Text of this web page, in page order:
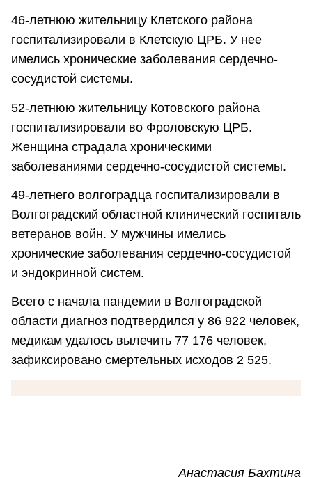
46-летнюю жительницу Клетского района
госпитализировали в Клетскую ЦРБ. У нее
имелись хронические заболевания сердечно-
сосудистой системы.
52-летнюю жительницу Котовского района
госпитализировали во Фроловскую ЦРБ.
Женщина страдала хроническими
заболеваниями сердечно-сосудистой системы.
49-летнего волгоградца госпитализировали в
Волгоградский областной клинический госпиталь
ветеранов войн. У мужчины имелись
хронические заболевания сердечно-сосудистой
и эндокринной систем.
Всего с начала пандемии в Волгоградской
области диагноз подтвердился у 86 922 человек,
медикам удалось вылечить 77 176 человек,
зафиксировано смертельных исходов 2 525.
Анастасия Бахтина